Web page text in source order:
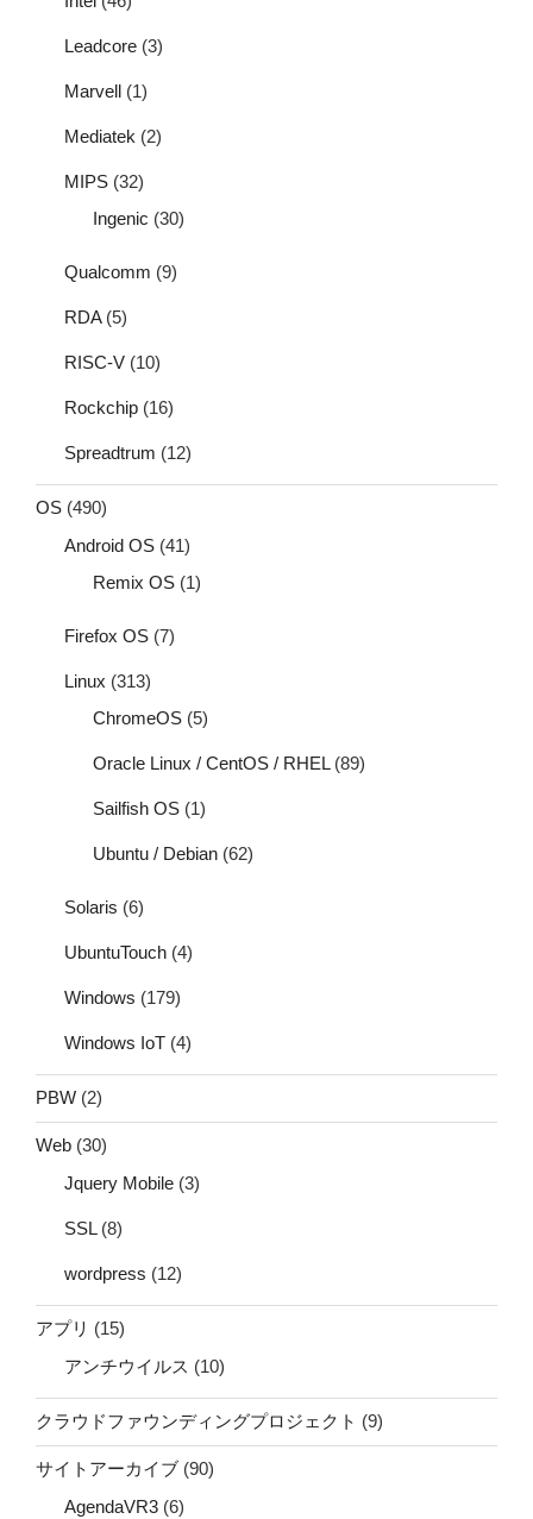
Leadcore (3)
Marvell (1)
Mediatek (2)
MIPS (32)
Ingenic (30)
Qualcomm (9)
RDA(5)
RISC-V (10)
Rockchip (16)
Spreadtrum (12)
OS (490)
Android OS (41)
Remix OS (1)
Firefox OS (7)
Linux (313)
ChromeOS (5)
Oracle Linux / CentOS / RHEL(89)
Sailfish OS (1)
Ubuntu / Debian (62)
Solaris (6)
UbuntuTouch (4)
Windows (179)
Windows IoT (4)
PBW (2)
Web (30)
Jquery Mobile (3)
SSL(8)
wordpress (12)
アプリ (15)
アンチウイルス (10)
クラウドファウンディングプロジェクト (9)
サイトアーカイブ (90)
AgendaVR3 (6)